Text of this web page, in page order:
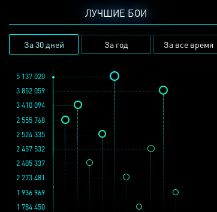
ЛУЧШИЕ БОИ
За 30 дней За год За все время
1 936 969
3 852 059
2 457 532
1 784 450
2 273 481
5 137 020
2 524 335
2 405 337
3 410 094
2 555 768